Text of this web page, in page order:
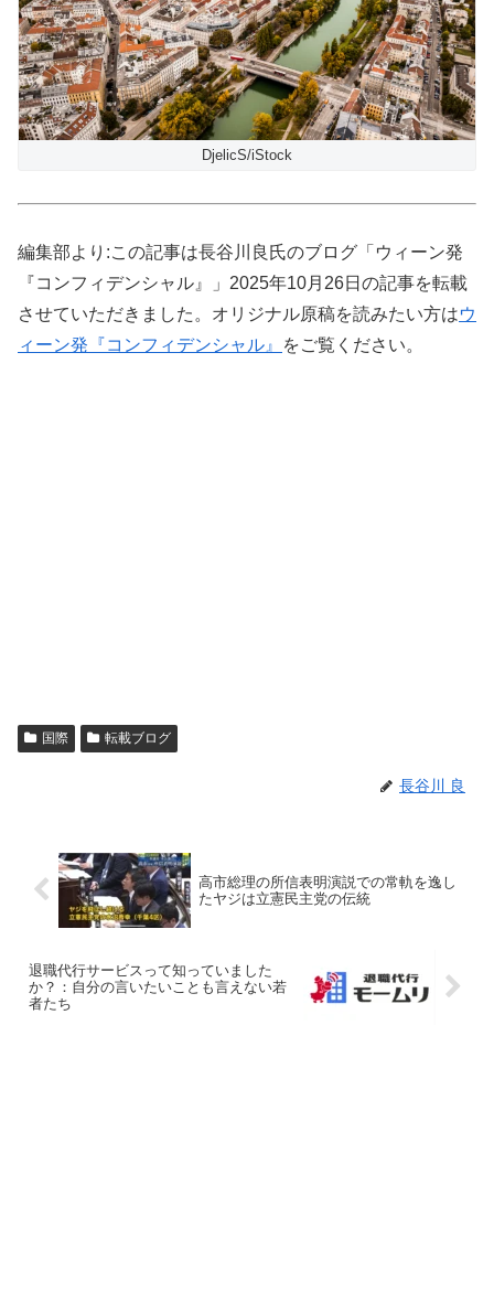
DjelicS/iStock
編集部より:この記事は長谷川良氏のブログ「ウィーン発
『コンフィデンシャル』」2025年10月26日の記事を転載
させていただきました。オリジナル原稿を読みたい方はウ
ィーン発『コンフィデンシャル』
をご覧ください。
国際 転載ブログ
長谷川 良
高市総理の所信表明演説での常軌を逸し
たヤジは立憲民主党の伝統
退職代行サービスって知っていました
か？：自分の言いたいことも言えない若
者たち